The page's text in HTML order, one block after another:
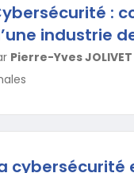
:
industrie
Pierre-Yves JOLIVET
cybersécurité